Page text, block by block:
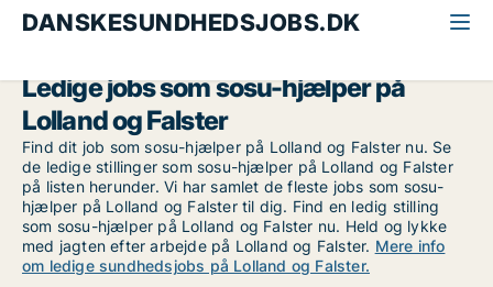
DANSKESUNDHEDSJOBS.DK
Ledige jobs som sosu-hjælper på
Lolland og Falster
Find dit job som sosu-hjælper på Lolland og Falster nu. Se
de ledige stillinger som sosu-hjælper på Lolland og Falster
på listen herunder. Vi har samlet de fleste jobs som sosu-
hjælper på Lolland og Falster til dig. Find en ledig stilling
som sosu-hjælper på Lolland og Falster nu. Held og lykke
med jagten efter arbejde på Lolland og Falster. Mere info
om ledige sundhedsjobs på Lolland og Falster.